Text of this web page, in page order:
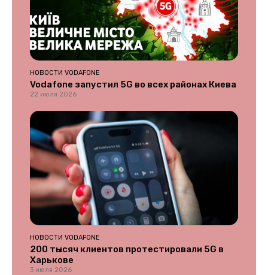
НОВОСТИ VODAFONE
Vodafone запустил 5G во всех районах Киева
22 июля 2026
НОВОСТИ VODAFONE
200 тысяч клиентов протестировали 5G в
Харькове
3 июля 2026